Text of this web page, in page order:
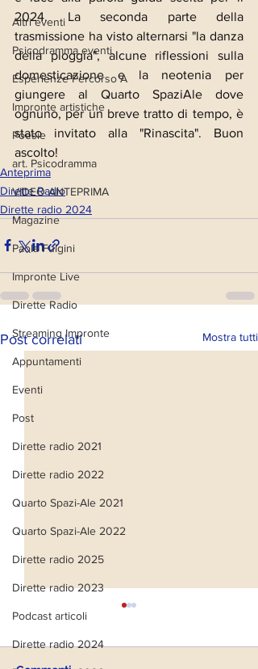
Altri eventi
Psicodramma eventi
Esperienze Percorso A
Impronte artistiche
Poesie
art. Psicodramma
VIDEO ANTEPRIMA
Magazine
Paola Fulgini
Impronte Live
Dirette Radio
Streaming Impronte
Appuntamenti
Eventi
Post
Dirette radio 2021
Dirette radio 2022
Quarto Spazi-Ale 2021
Quarto Spazi-Ale 2022
Dirette radio 2025
Dirette radio 2023
Podcast articoli
Dirette radio 2024
2024. La seconda parte della
trasmissione ha visto alternarsi "la danza
della pioggia", alcune riflessioni sulla
domesticazione e la neotenia per
giungere al Quarto SpaziAle dove
ognuno, per un breve tratto di tempo, è
stato invitato alla "Rinascita". Buon
ascolto!
Anteprima
Dirette Radio
Dirette radio 2024
Post correlati Mostra tutti